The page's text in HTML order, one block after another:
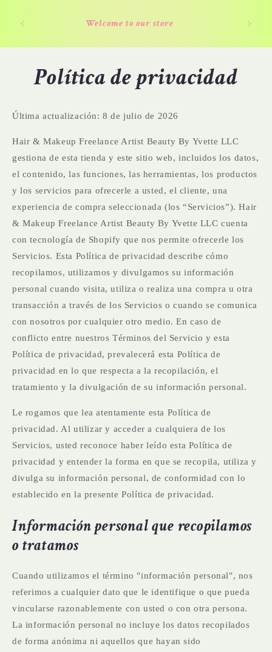
al contenido
Welcome to our store
Política de privacidad
Última actualización: 8 de julio de 2026
Hair & Makeup Freelance Artist Beauty By Yvette LLC
gestiona de esta tienda y este sitio web, incluidos los datos,
el contenido, las funciones, las herramientas, los productos
y los servicios para ofrecerle a usted, el cliente, una
experiencia de compra seleccionada (los “Servicios”). Hair
& Makeup Freelance Artist Beauty By Yvette LLC cuenta
con tecnología de Shopify que nos permite ofrecerle los
Servicios. Esta Política de privacidad describe cómo
recopilamos, utilizamos y divulgamos su información
personal cuando visita, utiliza o realiza una compra u otra
transacción a través de los Servicios o cuando se comunica
con nosotros por cualquier otro medio. En caso de
conflicto entre nuestros Términos del Servicio y esta
Política de privacidad, prevalecerá esta Política de
privacidad en lo que respecta a la recopilación, el
tratamiento y la divulgación de su información personal.
Le rogamos que lea atentamente esta Política de
privacidad. Al utilizar y acceder a cualquiera de los
Servicios, usted reconoce haber leído esta Política de
privacidad y entender la forma en que se recopila, utiliza y
divulga su información personal, de conformidad con lo
establecido en la presente Política de privacidad.
Información personal que recopilamos
o tratamos
Cuando utilizamos el término "información personal", nos
referimos a cualquier dato que le identifique o que pueda
vincularse razonablemente con usted o con otra persona.
La información personal no incluye los datos recopilados
de forma anónima ni aquellos que hayan sido